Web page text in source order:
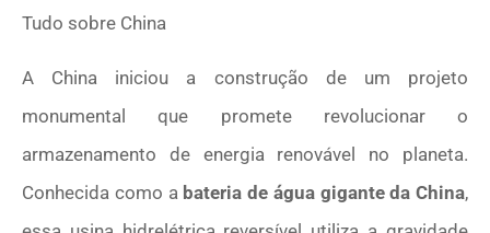
Tudo sobre China
A China iniciou a construção de um projeto
monumental que promete revolucionar o
armazenamento de energia renovável no planeta.
Conhecida como a bateria de água gigante da China,